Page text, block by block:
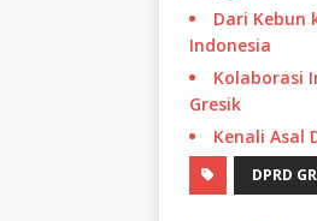
Dari Kebun
Indonesia
Kolaborasi
Gresik
Kenali Asal
DPRD